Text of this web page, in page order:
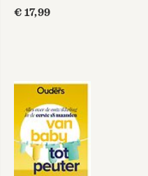
€ 17,99